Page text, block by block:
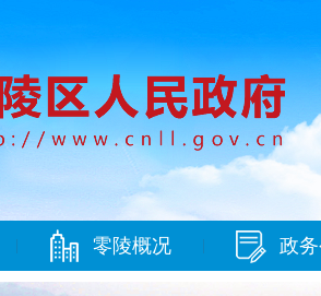
零陵概况 政